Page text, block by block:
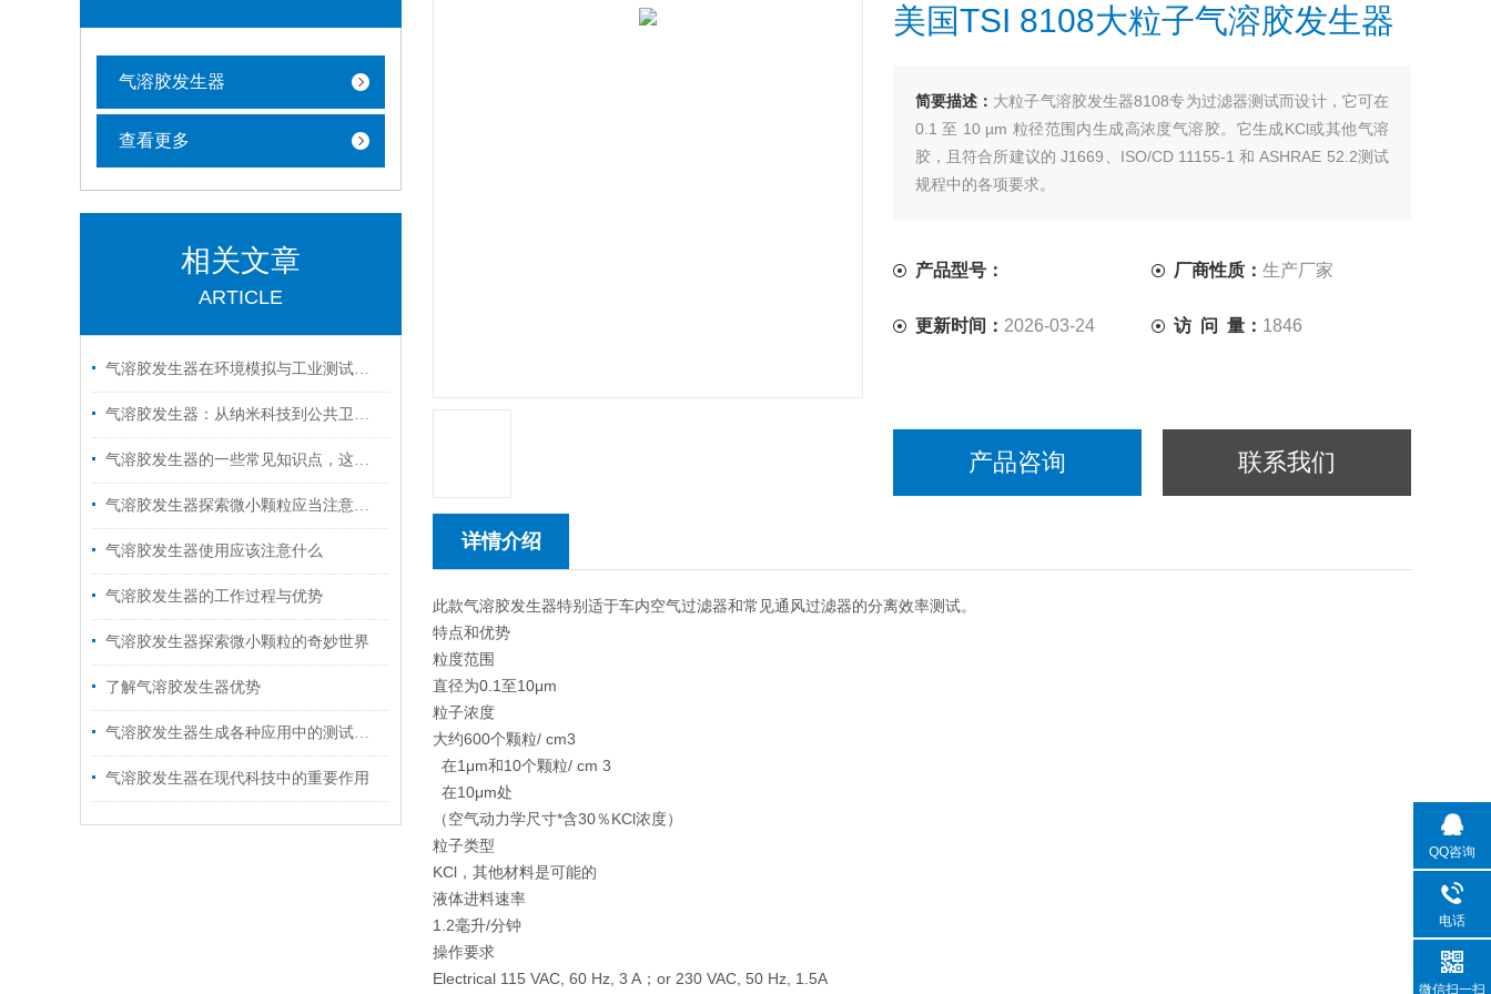
气溶胶发生器
查看更多
相关文章
ARTICLE
气溶胶发生器在环境模拟与工业测试中的应用前景
气溶胶发生器：从纳米科技到公共卫生的桥梁
气溶胶发生器的一些常见知识点，这里都有
气溶胶发生器探索微小颗粒应当注意的细节
气溶胶发生器使用应该注意什么
气溶胶发生器的工作过程与优势
气溶胶发生器探索微小颗粒的奇妙世界
了解气溶胶发生器优势
气溶胶发生器生成各种应用中的测试气溶胶
气溶胶发生器在现代科技中的重要作用
美国TSI 8108大粒子气溶胶发生器
简要描述： 大粒子气溶胶发生器8108专为过滤器测试而设计，它可在
0.1 至 10 µm 粒径范围内生成高浓度气溶胶。它生成KCl或其他气溶
胶，且符合所建议的 J1669、ISO/CD 11155-1 和 ASHRAE 52.2测试
规程中的各项要求。
产品型号： 厂商性质：生产厂家
更新时间： 2026-03-24 访 问 量： 1846
产品咨询 联系我们
详情介绍
此款气溶胶发生器特别适于车内空气过滤器和常见通风过滤器的分离效率测试。
特点和优势
粒度范围
直径为0.1至10μm
粒子浓度
大约600个颗粒/ cm3
在1μm和10个颗粒/ cm 3
在10μm处
（空气动力学尺寸*含30％KCl浓度）
粒子类型
KCl，其他材料是可能的
液体进料速率
1.2毫升/分钟
操作要求
Electrical 115 VAC, 60 Hz, 3 A；or 230 VAC, 50 Hz, 1.5A
QQ咨询
电话
微信扫一扫